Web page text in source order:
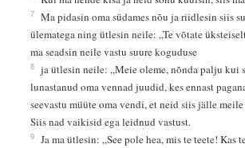
7
Ma pidasin oma südames nõu ja riidlesin siis
ülematega ning ütlesin neile: „Te võtate
ma seadsin neile vastu suure koguduse
8
ja ütlesin neile: „Meie oleme, nõnda palju kui
lunastanud oma vennad juudid, kes ennast
seevastu müüte oma vendi, et neid siis jälle meile
Siis nad vaikisid ega leidnud vastust.
9
Ja ma ütlesin: „See pole hea, mis te teete! Kas